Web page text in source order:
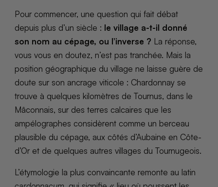
Pour commencer, une question qui fait débat
depuis plus d’un siècle : le village a-t-il donné
son nom au cépage, ou l’inverse ? La réponse,
vous vous en doutez, n’est pas tranchée. Mais la
position géographique du village ne laisse guère de
doute sur son ancrage viticole : Chardonnay se
trouve à quelques kilomètres de Tournus, dans le
Mâconnais, sur des terres calcaires que les
ampélographes considèrent comme un berceau
plausible du cépage, aux côtés d’Aubaine en Côte-
d’Or et de quelques autres villages du Tournugeois.
L’étymologie la plus convaincante remonte au latin